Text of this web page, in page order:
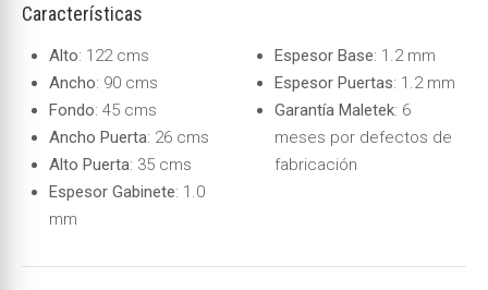
Características
Alto: 122 cms
Ancho: 90 cms
Fondo: 45 cms
Ancho Puerta: 26 cms
Alto Puerta: 35 cms
Espesor Gabinete: 1.0
mm
Espesor Base: 1.2 mm
Espesor Puertas: 1.2 mm
Garantía Maletek: 6
meses por defectos de
fabricación